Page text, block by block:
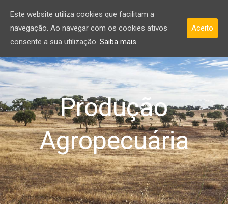
Produção
Agropecuária
Este website utiliza cookies que facilitam a
navegação. Ao navegar com os cookies ativos
consente a sua utilização. Saiba mais
Aceito